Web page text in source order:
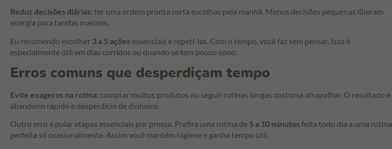
Reduz decisões diárias: ter uma ordem pronta corta escolhas pela manhã. Menos decisões pequenas liberam
energia para tarefas maiores.
Eu recomendo escolher 3 a 5 ações essenciais e repetí-las. Com o tempo, você faz sem pensar. Isso é
especialmente útil em dias corridos ou quando se tem pouco sono.
Erros comuns que desperdiçam tempo
Evite exageros na rotina: comprar muitos produtos ou seguir rotinas longas costuma atrapalhar. O resultado é
abandono rápido e desperdício de dinheiro.
Outro erro é pular etapas essenciais por pressa. Prefira uma rotina de 5 a 10 minutos feita todo dia a uma rotina
perfeita só ocasionalmente. Assim você mantém higiene e ganha tempo útil.